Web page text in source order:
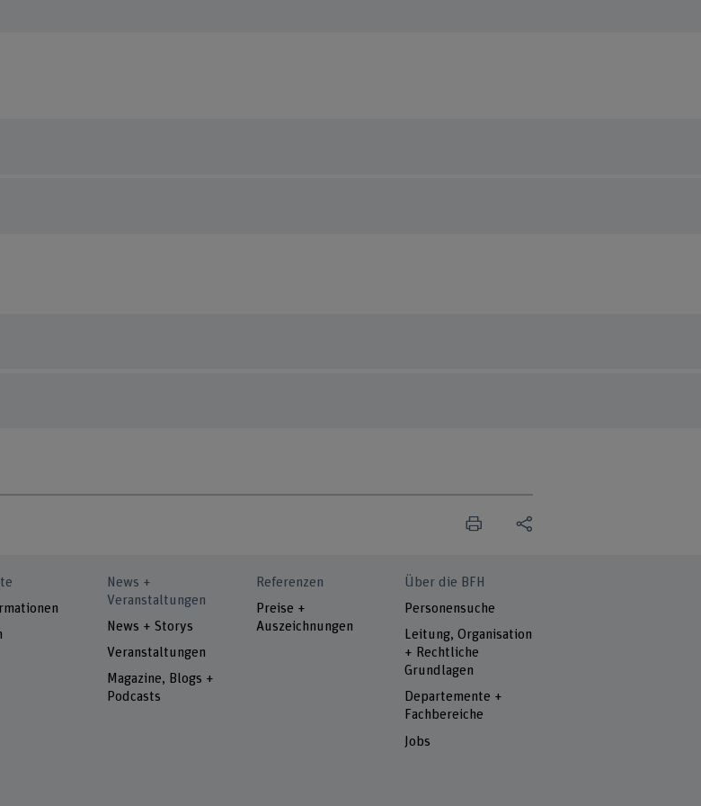
News +
Veranstaltungen
News + Storys
Veranstaltungen
Magazine, Blogs +
Podcasts
Referenzen
Preise +
Auszeichnungen
Über die BFH
Personensuche
Leitung, Organisation
+ Rechtliche
Grundlagen
Departemente +
Fachbereiche
Jobs